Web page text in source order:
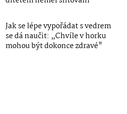
Jak se lépe vypořádat s vedrem
se dá naučit: „Chvíle v horku
mohou být dokonce zdravé"